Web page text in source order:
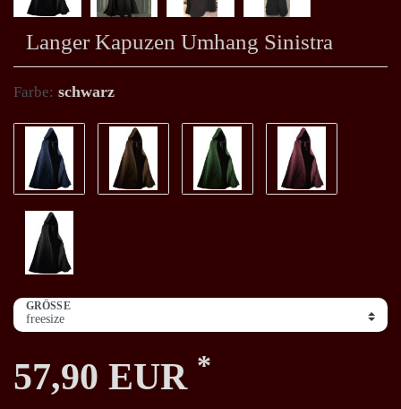
Langer Kapuzen Umhang Sinistra
Farbe: schwarz
GRÖSSE
57,90 EUR *